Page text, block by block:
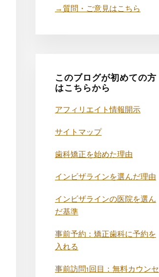
→質問・ご意見はこちら
このブログが初めての方
はこちらから
アフィリエイト情報開示
サイトマップ
歯科矯正を始めた理由
インビザラインを選んだ理由
インビザラインの医院を選ん
だ基準
事前予約：矯正歯科に予約を
入れる
事前訪問1回目：無料カウンセ